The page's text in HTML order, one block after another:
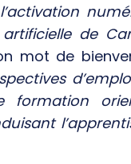
de
mot de
formation